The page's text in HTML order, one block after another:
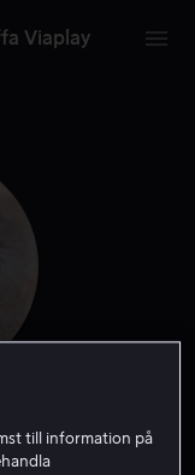
Viaplay
till information på